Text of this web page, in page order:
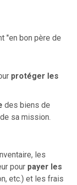
"en bon père de
protéger les
des biens de
sa mission.
les
pour payer les
etc.) et les frais